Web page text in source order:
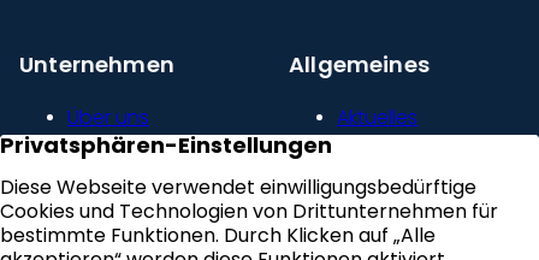
Unternehmen
Über uns
Unser Leitbild
Presse und
Newsroom
Allgemeines
Aktuelles
Impressum
Datenschutz